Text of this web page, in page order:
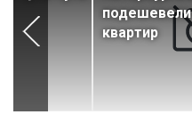
квартир